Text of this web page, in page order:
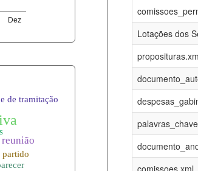
Dez
Lotações dos
comissoes.xml
06-08-2026
06-08-2026
06-08-2026
06-08-2026
06-08-2026